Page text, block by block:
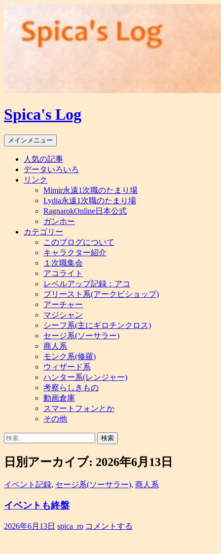
ン
Spica's Log
検
索
メインメニュー
人気の記事
データいろいろ
リンク
Mimir永遠1次職のたまり場
Lydia永遠1次職のたまり場
RagnarokOnline日本公式
ガンホー
カテゴリー
このブログについて
キャラクター紹介
１次職集会
アコライト
レベルアップ記録：アコ
プリースト系(アークビショップ)
アーチャー
マジシャン
シーフ系(主にギロチンクロス)
セージ系(ソーサラー)
商人系
モンク系(修羅)
ウィザード系
ハンター系(レンジャー)
考察らしきもの
動画倉庫
スマートフォンとか
その他
検
日別アーカイブ: 2026年6月13日
イベント記録, セージ系(ソーサラー), 商人系
イベントも終盤
2026年6月13日 spica_ro コメントする